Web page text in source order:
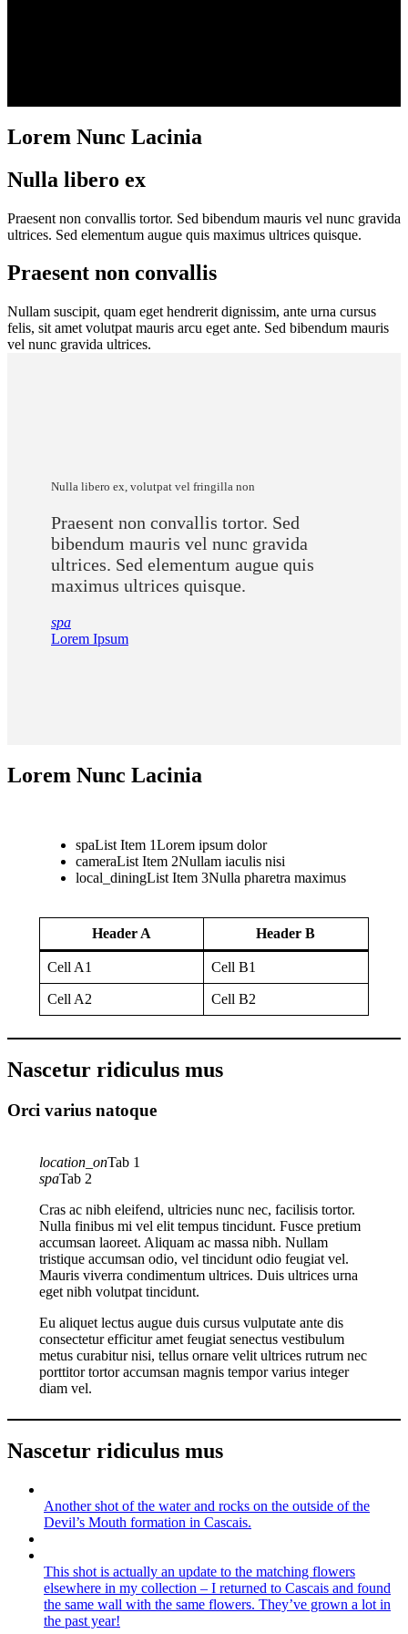
Lorem Nunc Lacinia
Nulla libero ex
Praesent non convallis tortor. Sed bibendum mauris vel nunc gravida
ultrices. Sed elementum augue quis maximus ultrices quisque.
Praesent non convallis
Nullam suscipit, quam eget hendrerit dignissim, ante urna cursus
felis, sit amet volutpat mauris arcu eget ante. Sed bibendum mauris
vel nunc gravida ultrices.
Nulla libero ex, volutpat vel fringilla non
Praesent non convallis tortor. Sed
bibendum mauris vel nunc gravida
ultrices. Sed elementum augue quis
maximus ultrices quisque.
spa
Lorem Ipsum
Lorem Nunc Lacinia
spaList Item 1Lorem ipsum dolor
cameraList Item 2Nullam iaculis nisi
local_diningList Item 3Nulla pharetra maximus
Header A Header B
Cell A1 Cell B1
Cell A2 Cell B2
Nascetur ridiculus mus
Orci varius natoque
location_onTab 1
spaTab 2
Cras ac nibh eleifend, ultricies nunc nec, facilisis tortor.
Nulla finibus mi vel elit tempus tincidunt. Fusce pretium
accumsan laoreet. Aliquam ac massa nibh. Nullam
tristique accumsan odio, vel tincidunt odio feugiat vel.
Mauris viverra condimentum ultrices. Duis ultrices urna
eget nibh volutpat tincidunt.
Eu aliquet lectus augue duis cursus vulputate ante dis
consectetur efficitur amet feugiat senectus vestibulum
metus curabitur nisi, tellus ornare velit ultrices rutrum nec
porttitor tortor accumsan magnis tempor varius integer
diam vel.
Nascetur ridiculus mus
Another shot of the water and rocks on the outside of the
Devil’s Mouth formation in Cascais.
This shot is actually an update to the matching flowers
elsewhere in my collection – I returned to Cascais and found
the same wall with the same flowers. They’ve grown a lot in
the past year!